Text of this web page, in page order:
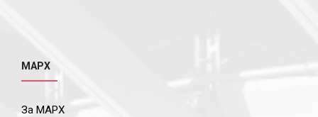
МАРХ
За МАРХ